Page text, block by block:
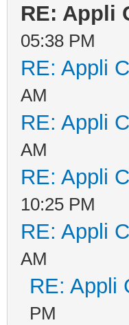
RE: Appli
05:38 PM
RE: Appli
AM
RE: Appli
AM
RE: Appli
10:25 PM
RE: Appli
AM
RE: Appli
PM